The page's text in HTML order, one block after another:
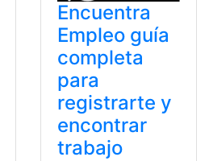
Encuentra
Empleo guía
completa
para
registrarte y
encontrar
trabajo